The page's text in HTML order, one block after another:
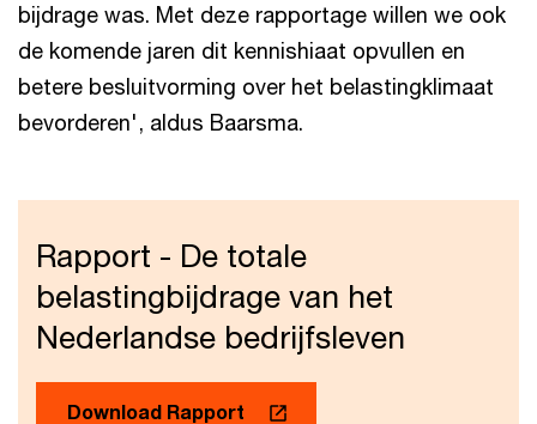
bijdrage was. Met deze rapportage willen we ook
de komende jaren dit kennishiaat opvullen en
betere besluitvorming over het belastingklimaat
bevorderen', aldus Baarsma.
Rapport - De totale
belastingbijdrage van het
Nederlandse bedrijfsleven
Download Rapport